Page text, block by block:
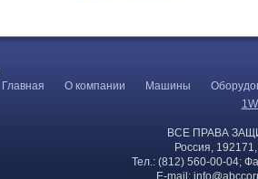
Главная
О компании Машины
ВСЕ ПРАВА
Россия,
Тел.: (812) 560-00-04;
E-mail: